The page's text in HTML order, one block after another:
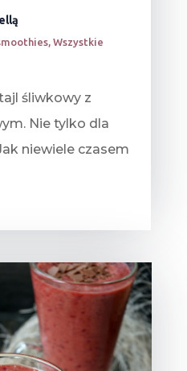
, Wszystkie
śliwkowy z
Nie tylko dla
niewiele czasem